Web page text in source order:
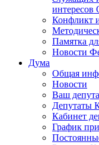
Конфликт
Памятка
Новости
Дума
Общая
Новости
Ваш
Депутаты
Кабинет
График